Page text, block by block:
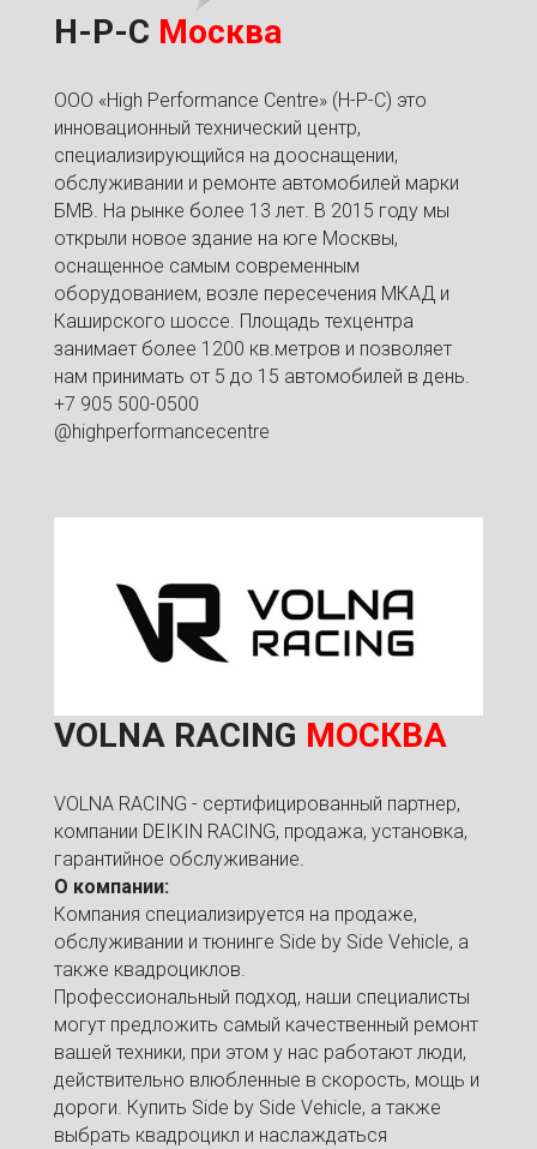
H-P-C Москва
ООО «High Performance Centre» (H-P-C) это
инновационный технический центр,
специализирующийся на дооснащении,
обслуживании и ремонте автомобилей марки
БМВ. На рынке более 13 лет. В 2015 году мы
открыли новое здание на юге Москвы,
оснащенное самым современным
оборудованием, возле пересечения МКАД и
Каширского шоссе. Площадь техцентра
занимает более 1200 кв.метров и позволяет
нам принимать от 5 до 15 автомобилей в день.
+7 905 500-0500
@highperformancecentre
VOLNA RACING МОСКВА
VOLNA RACING - сертифицированный партнер,
компании DEIKIN RACING, продажа, установка,
гарантийное обслуживание.
О компании:
Компания специализируется на продаже,
обслуживании и тюнинге Side by Side Vehicle, а
также квадроциклов.
Профессиональный подход, наши специалисты
могут предложить самый качественный ремонт
вашей техники, при этом у нас работают люди,
действительно влюбленные в скорость, мощь и
дороги. Купить Side by Side Vehicle, а также
выбрать квадроцикл и наслаждаться